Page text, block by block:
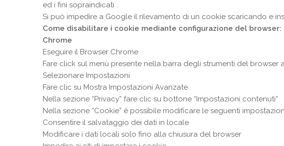
ed i fini sopraindicati .
Si può impedire a Google il rilevamento di un cookie scaricando e
Come disabilitare i cookie mediante configurazione del browser:
Chrome
Eseguire il Browser Chrome
Fare click sul menù presente nella barra degli strumenti del
Selezionare Impostazioni
Fare clic su Mostra Impostazioni Avanzate
Nella sezione “Privacy” fare clic su bottone “Impostazioni contenuti“
Nella sezione “Cookie” è possibile modificare le seguenti
Consentire il salvataggio dei dati in locale
Modificare i dati locali solo fino alla chiusura del browser